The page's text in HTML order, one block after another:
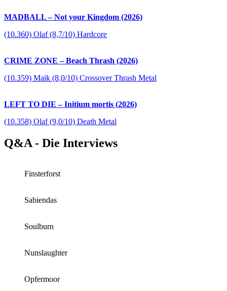
MADBALL – Not your Kingdom (2026)
(10.360) Olaf (8,7/10) Hardcore
CRIME ZONE – Beach Thrash (2026)
(10.359) Maik (8,0/10) Crossover Thrash Metal
LEFT TO DIE – Initium mortis (2026)
(10.358) Olaf (9,0/10) Death Metal
Q&A - Die Interviews
Finsterforst
Sabiendas
Soulburn
Nunslaughter
Opfermoor